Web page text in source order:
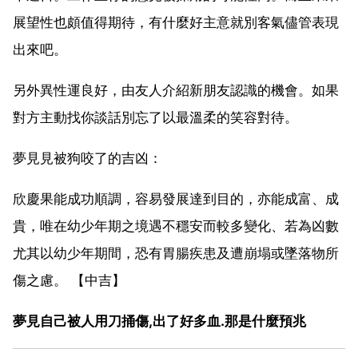
展望性也頗值得期待，有什麼好主意就別客氣儘管表現
出來吧。
另外異性運良好，由友人介紹新朋友認識的機會。如果
對方主動找你談話別忘了以最溫柔的笑容對待。
夢見見被狗咬了的吉凶：
欣慶果能成功順調，容易發展達到目的，亦能成富、成
貴，唯在幼少年期之境遇不穩安而較多變化、若為凶數
尤其以幼少年期間，恐有胃腸疾患及遭崩塌或墜落物所
傷之慮。 【中吉】
夢見自己被人用刀捅傷,出了好多血.那是什麼預兆